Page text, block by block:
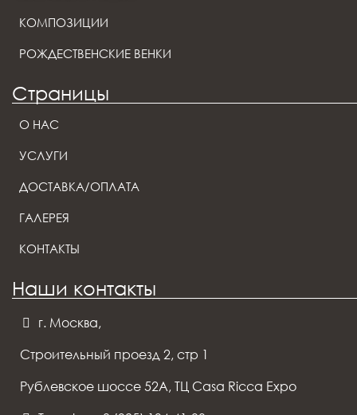
КОМПОЗИЦИИ
РОЖДЕСТВЕНСКИЕ ВЕНКИ
Страницы
О НАС
УСЛУГИ
ДОСТАВКА/ОПЛАТА
ГАЛЕРЕЯ
КОНТАКТЫ
Наши контакты
г. Москва,
Строительный проезд 2, стр 1
Рублевское шоссе 52А, ТЦ Casa Ricca Expo